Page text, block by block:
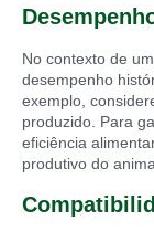
No contexto de um
desempenho
exemplo,
produzido. Para
eficiência
produtivo do